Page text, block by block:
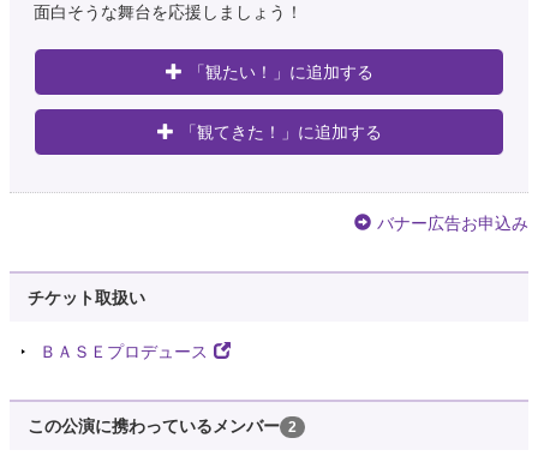
面白そうな舞台を応援しましょう！
「観たい！」に追加する
「観てきた！」に追加する
バナー広告お申込み
チケット取扱い
ＢＡＳＥプロデュース
この公演に携わっているメンバー 2